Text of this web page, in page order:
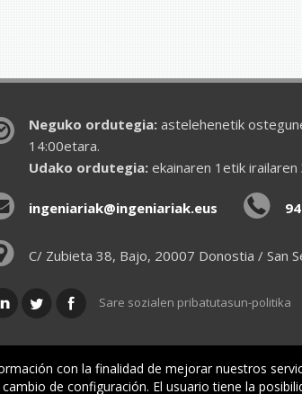
Neguko ordutegia:astelehenetik
14:00etara.
Udako ordutegia:ekainaren 1etik
ingeniariak@ingeniariak.eus
C/ Zubieta 38, Bajo, 20007 Donostia / San
Sare sozialen pribatutasun-politika
con la finalidad de mejorar nuestros
de configuración. El usuario tiene la